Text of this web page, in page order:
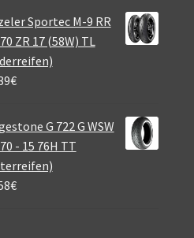
Sportec M-9 RR
ZR 17 (58W) TL
€
G 722 G WSW
- 15 76H TT
€